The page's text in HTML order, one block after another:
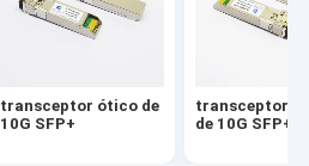
transceptor ótico de
10G SFP+
transceptor
de 10G SFP+